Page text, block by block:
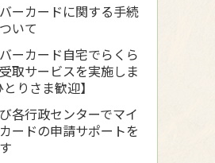
ーカードに関する手続
いて
ーカード自宅でらくら
取サービスを実施しま
りさま歓迎】
各行政センターでマイ
ードの申請サポートを